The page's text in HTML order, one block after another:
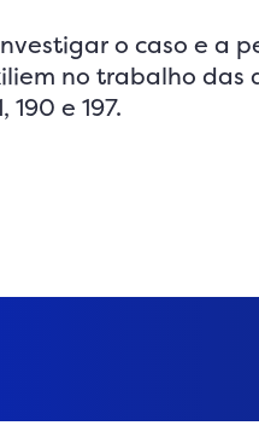
o caso e a
no trabalho
e 197.